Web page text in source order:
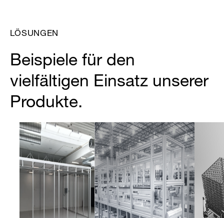
LÖSUNGEN
Beispiele für den
vielfältigen Einsatz unserer
Produkte.